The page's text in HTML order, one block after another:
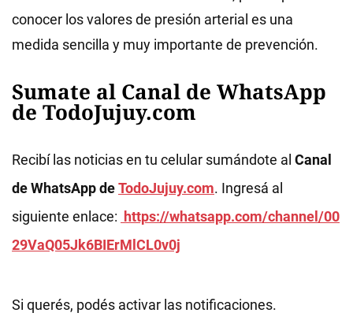
conocer los valores de presión arterial es una
medida sencilla y muy importante de prevención.
Sumate al Canal de WhatsApp
de TodoJujuy.com
Recibí las noticias en tu celular sumándote al Canal
de WhatsApp deTodoJujuy.com. Ingresá al
siguiente enlace: https://whatsapp.com/channel/00
29VaQ05Jk6BIErMlCL0v0j
Si querés, podés activar las notificaciones.